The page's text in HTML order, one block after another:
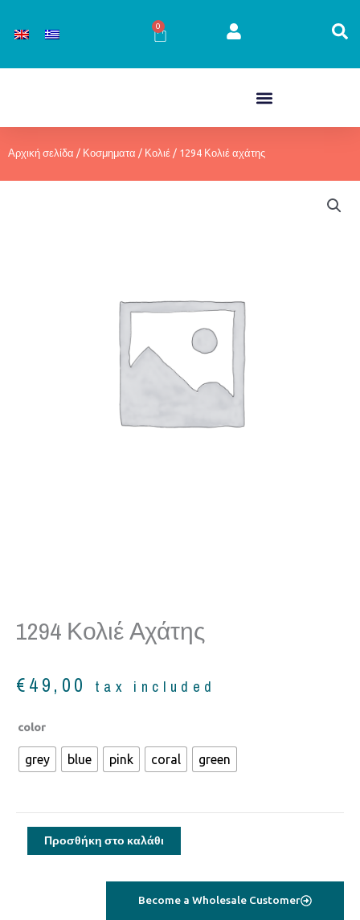
στο
0
Cart
Αρχική σελίδα / Κοσμηματα / Κολιέ / 1294 Κολιέ αχάτης
1294 Κολιέ Αχάτης
€49,00 tax included
color
grey blue pink coral green
1294
Κολιέ
αχάτης
Προσθήκη στο καλάθι
Become a Wholesale Customer